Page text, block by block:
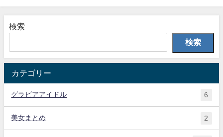
検索
検索
カテゴリー
グラビアアイドル 6
美女まとめ 2